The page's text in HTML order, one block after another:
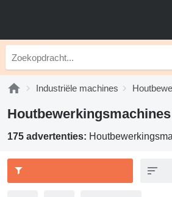
Industriële machines
175 advertenties: